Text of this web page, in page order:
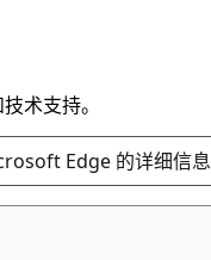
术支持。
Edge 的详细信息